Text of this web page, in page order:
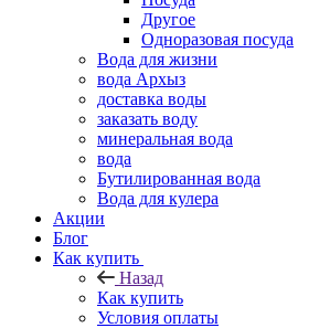
Другое
Одноразовая посуда
Вода для жизни
вода Архыз
доставка воды
заказать воду
минеральная вода
вода
Бутилированная вода
Вода для кулера
Акции
Блог
Как купить
Назад
Как купить
Условия оплаты